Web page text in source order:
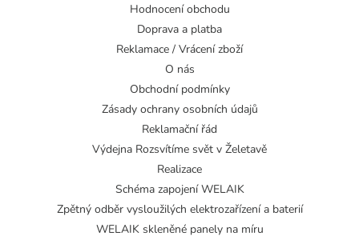
Hodnocení obchodu
Doprava a platba
Reklamace / Vrácení zboží
O nás
Obchodní podmínky
Zásady ochrany osobních údajů
Reklamační řád
Výdejna Rozsvítíme svět v Želetavě
Realizace
Schéma zapojení WELAIK
Zpětný odběr vysloužilých elektrozařízení a baterií
WELAIK skleněné panely na míru